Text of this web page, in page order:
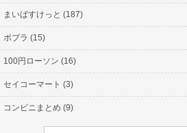
まいばすけっと (187)
ポプラ (15)
100円ローソン (16)
セイコーマート (3)
コンビニまとめ (9)